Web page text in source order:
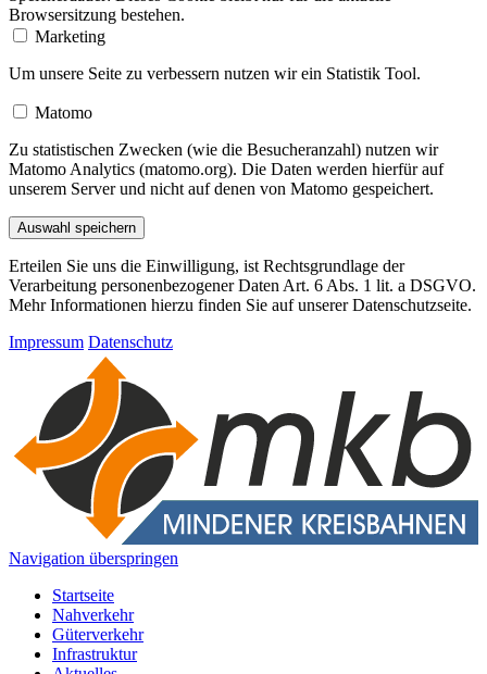
Browsersitzung bestehen.
Marketing
Um unsere Seite zu verbessern nutzen wir ein Statistik Tool.
Matomo
Zu statistischen Zwecken (wie die Besucheranzahl) nutzen wir
Matomo Analytics (matomo.org). Die Daten werden hierfür auf
unserem Server und nicht auf denen von Matomo gespeichert.
Auswahl speichern
Erteilen Sie uns die Einwilligung, ist Rechtsgrundlage der
Verarbeitung personenbezogener Daten Art. 6 Abs. 1 lit. a DSGVO.
Mehr Informationen hierzu finden Sie auf unserer Datenschutzseite.
Impressum Datenschutz
Navigation überspringen
Startseite
Nahverkehr
Güterverkehr
Infrastruktur